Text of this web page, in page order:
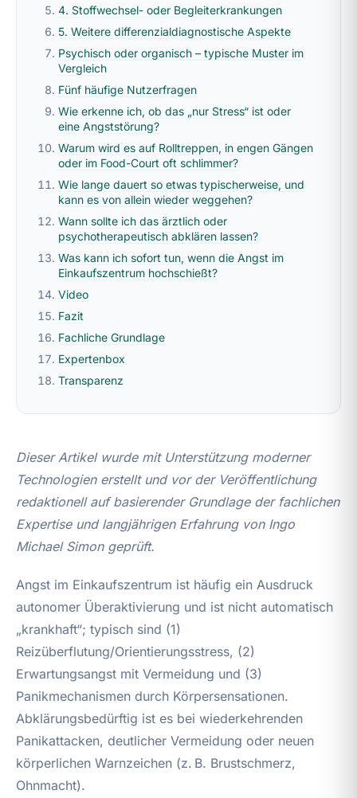
4. Stoffwechsel- oder Begleiterkrankungen
5. Weitere differenzialdiagnostische Aspekte
Psychisch oder organisch – typische Muster im
Vergleich
Fünf häufige Nutzerfragen
Wie erkenne ich, ob das „nur Stress“ ist oder
eine Angststörung?
Warum wird es auf Rolltreppen, in engen Gängen
oder im Food-Court oft schlimmer?
Wie lange dauert so etwas typischerweise, und
kann es von allein wieder weggehen?
Wann sollte ich das ärztlich oder
psychotherapeutisch abklären lassen?
Was kann ich sofort tun, wenn die Angst im
Einkaufszentrum hochschießt?
Video
Fazit
Fachliche Grundlage
Expertenbox
Transparenz
Dieser Artikel wurde mit Unterstützung moderner
Technologien erstellt und vor der Veröffentlichung
redaktionell auf basierender Grundlage der fachlichen
Expertise und langjährigen Erfahrung von Ingo
Michael Simon geprüft.
Angst im Einkaufszentrum ist häufig ein Ausdruck
autonomer Überaktivierung und ist nicht automatisch
„krankhaft“; typisch sind (1)
Reizüberflutung/Orientierungsstress, (2)
Erwartungsangst mit Vermeidung und (3)
Panikmechanismen durch Körpersensationen.
Abklärungsbedürftig ist es bei wiederkehrenden
Panikattacken, deutlicher Vermeidung oder neuen
körperlichen Warnzeichen (z. B. Brustschmerz,
Ohnmacht).